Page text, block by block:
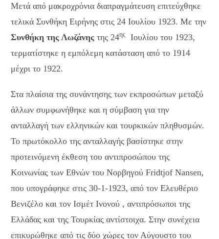
Μετά από μακροχρόνια διαπραγμάτευση επιτεύχθηκε
τελικά Συνθήκη Ειρήνης στις 24 Ιουλίου 1923. Με την
Συνθήκη της Λωζάνης της 24ης
Ιουλίου του 1923,
τερματίστηκε η εμπόλεμη κατάσταση από το 1914
μέχρι το 1922.
Στα πλαίσια της συνάντησης των εκπροσώπων μεταξύ
άλλων συμφωνήθηκε και η σύμβαση για την
ανταλλαγή των ελληνικών και τουρκικών πληθυσμών.
Το πρωτόκολλο της ανταλλαγής βασίστηκε στην
προτεινόμενη έκθεση του αντιπροσώπου της
Κοινωνίας των Εθνών του Νορβηγού Fridtjof Nansen,
που υπογράφηκε στις 30-1-1923, από τον Ελευθέριο
Βενιζέλο και τον Ισμέτ Ινονού , αντιπρόσωποι της
Ελλάδας και της Τουρκίας αντίστοιχα. Στην συνέχεια
επικυρώθηκε από τις δύο χώρες τον Αύγουστο του